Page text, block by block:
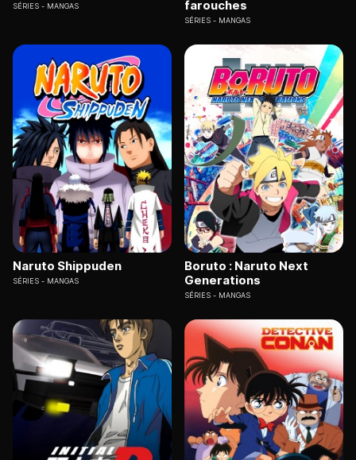
SÉRIES MANGAS
farouches
SÉRIES MANGAS
Naruto Shippuden
SÉRIES MANGAS
Boruto : Naruto Next
Generations
SÉRIES MANGAS